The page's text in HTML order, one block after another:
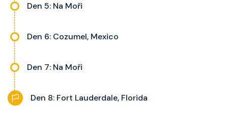
Den 5: Na Moři
Den 6: Cozumel, Mexico
Den 7: Na Moři
Den 8: Fort Lauderdale, Florida